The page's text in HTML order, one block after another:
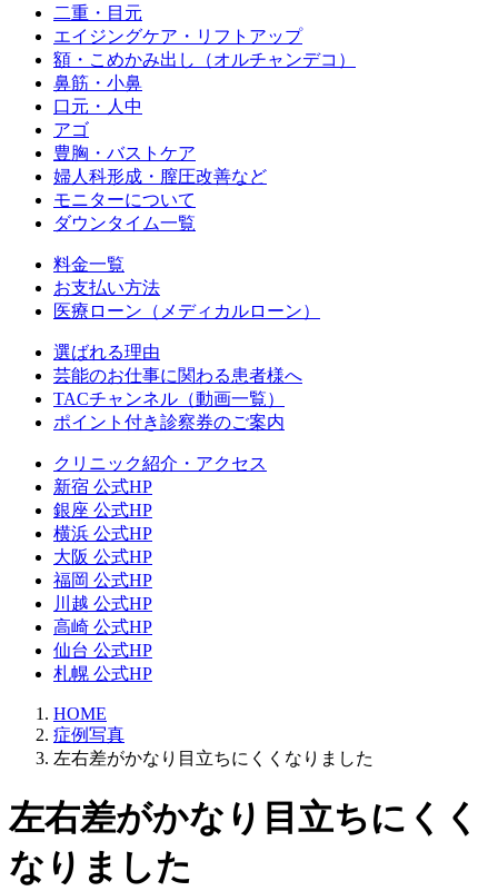
二重・目元
エイジングケア・リフトアップ
額・こめかみ出し（オルチャンデコ）
鼻筋・小鼻
口元・人中
アゴ
豊胸・バストケア
婦人科形成・膣圧改善など
モニターについて
ダウンタイム一覧
料金一覧
お支払い方法
医療ローン（メディカルローン）
選ばれる理由
芸能のお仕事に関わる患者様へ
TACチャンネル（動画一覧）
ポイント付き診察券のご案内
クリニック紹介・アクセス
新宿 公式HP
銀座 公式HP
横浜 公式HP
大阪 公式HP
福岡 公式HP
川越 公式HP
高崎 公式HP
仙台 公式HP
札幌 公式HP
HOME
症例写真
左右差がかなり目立ちにくくなりました
左右差がかなり目立ちにくく
なりました